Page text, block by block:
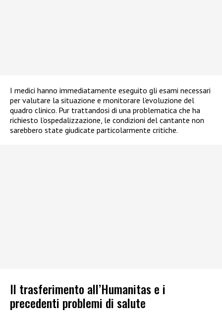
I medici hanno immediatamente eseguito gli esami necessari
per valutare la situazione e monitorare l’evoluzione del
quadro clinico. Pur trattandosi di una problematica che ha
richiesto l’ospedalizzazione, le condizioni del cantante non
sarebbero state giudicate particolarmente critiche.
Il trasferimento all’Humanitas e i
precedenti problemi di salute